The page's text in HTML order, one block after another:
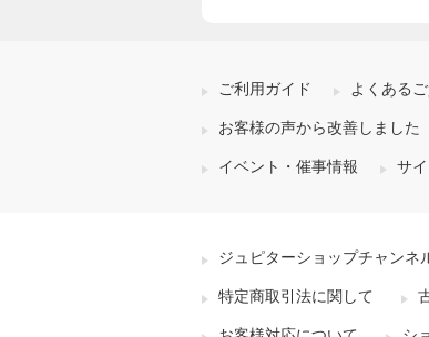
ご利用ガイド よくある
お客様の声から改善しました
イベント・催事情報 サ
ジュピターショップチャンネ
特定商取引法に関して